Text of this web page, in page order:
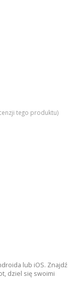
tego produktu)
lub iOS. Znajdź
dziel się swoimi